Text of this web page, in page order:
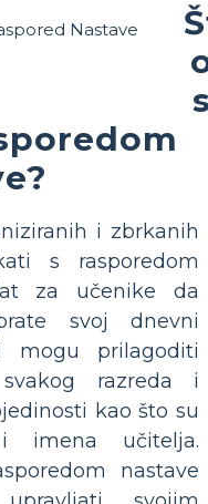
i zbrkanih
s rasporedom
za učenike da
svoj dnevni
mogu prilagoditi
razreda i
kao što su
imena učitelja.
nastave